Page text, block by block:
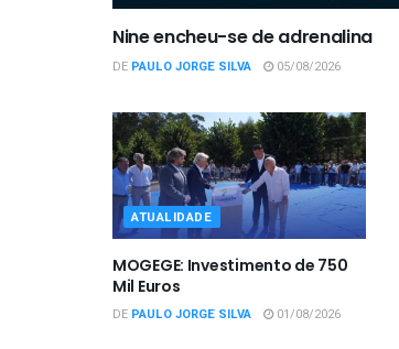
Nine encheu-se de adrenalina
DE PAULO JORGE SILVA 05/08/2026
ATUALIDADE
MOGEGE: Investimento de 750
Mil Euros
DE PAULO JORGE SILVA 01/08/2026